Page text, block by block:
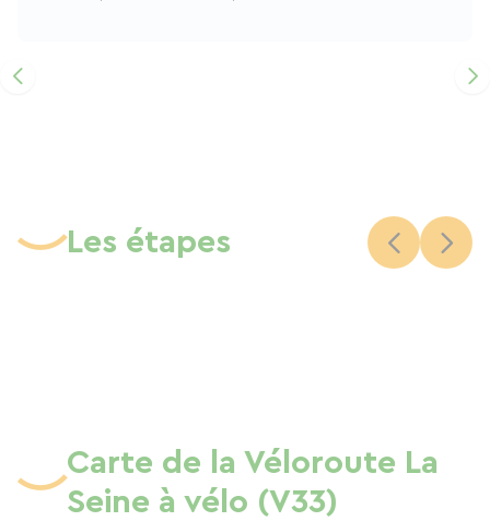
Les étapes
Carte de la Véloroute La
Seine à vélo (V33)